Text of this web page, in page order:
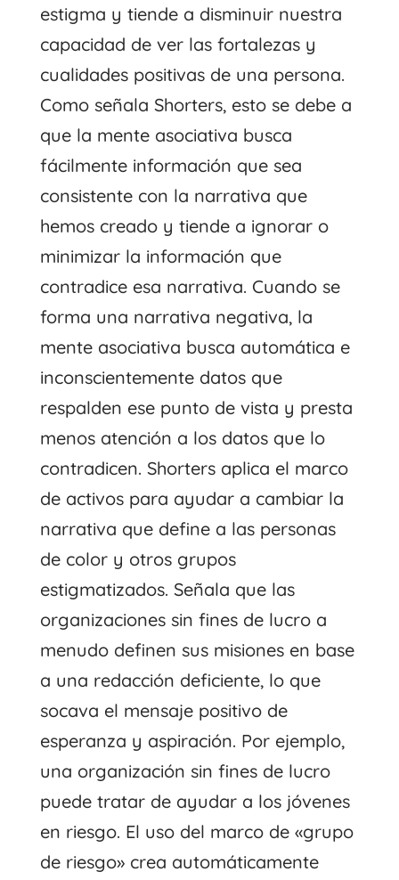
estigma y tiende a disminuir nuestra
capacidad de ver las fortalezas y
cualidades positivas de una persona.
Como señala Shorters, esto se debe a
que la mente asociativa busca
fácilmente información que sea
consistente con la narrativa que
hemos creado y tiende a ignorar o
minimizar la información que
contradice esa narrativa. Cuando se
forma una narrativa negativa, la
mente asociativa busca automática e
inconscientemente datos que
respalden ese punto de vista y presta
menos atención a los datos que lo
contradicen. Shorters aplica el marco
de activos para ayudar a cambiar la
narrativa que define a las personas
de color y otros grupos
estigmatizados. Señala que las
organizaciones sin fines de lucro a
menudo definen sus misiones en base
a una redacción deficiente, lo que
socava el mensaje positivo de
esperanza y aspiración. Por ejemplo,
una organización sin fines de lucro
puede tratar de ayudar a los jóvenes
en riesgo. El uso del marco de «grupo
de riesgo» crea automáticamente